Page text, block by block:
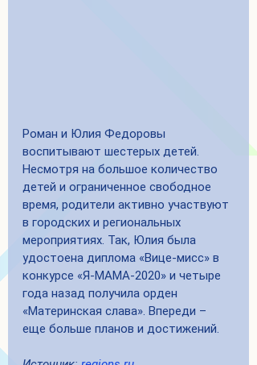
Роман и Юлия Федоровы
воспитывают шестерых детей.
Несмотря на большое количество
детей и ограниченное свободное
время, родители активно участвуют
в городских и региональных
мероприятиях. Так, Юлия была
удостоена диплома «Вице-мисс» в
конкурсе «Я-МАМА-2020» и четыре
года назад получила орден
«Материнская слава». Впереди –
еще больше планов и достижений.